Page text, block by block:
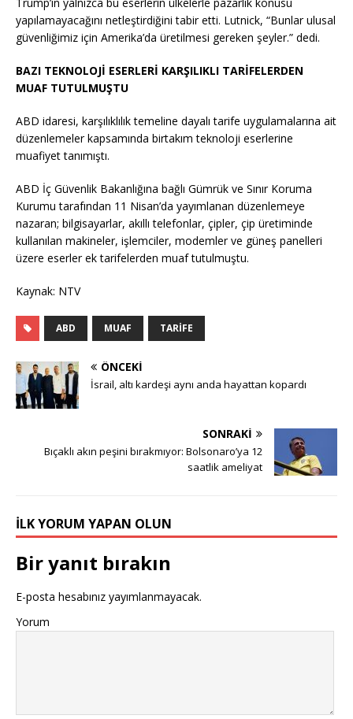
yapılamayacağını netleştirdiğini tabir etti. Lutnick, “Bunlar ulusal
güvenliğimiz için Amerika’da üretilmesi gereken şeyler.” dedi.
BAZI TEKNOLOJİ ESERLERİ KARŞILIKLI TARİFELERDEN
MUAF TUTULMUŞTU
ABD idaresi, karşılıklılık temeline dayalı tarife uygulamalarına ait
düzenlemeler kapsamında birtakım teknoloji eserlerine
muafiyet tanımıştı.
ABD İç Güvenlik Bakanlığına bağlı Gümrük ve Sınır Koruma
Kurumu tarafından 11 Nisan’da yayımlanan düzenlemeye
nazaran; bilgisayarlar, akıllı telefonlar, çipler, çip üretiminde
kullanılan makineler, işlemciler, modemler ve güneş panelleri
üzere eserler ek tarifelerden muaf tutulmuştu.
Kaynak: NTV
ABD MUAF TARIFE
ÖNCEKI
İsrail, altı kardeşi aynı anda hayattan kopardı
SONRAKI
Bıçaklı akın peşini bırakmıyor: Bolsonaro’ya 12
saatlik ameliyat
İLK YORUM YAPAN OLUN
Bir yanıt bırakın
E-posta hesabınız yayımlanmayacak.
Yorum